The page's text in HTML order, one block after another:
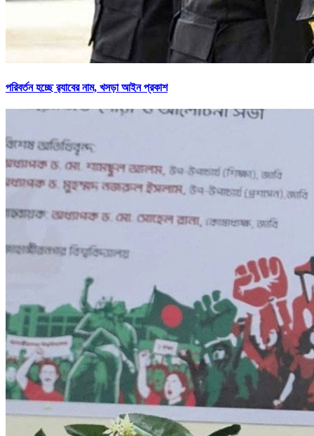
পরিবর্তন হচ্ছে র‌্যাবের নাম, খসড়া আইন প্রকাশ